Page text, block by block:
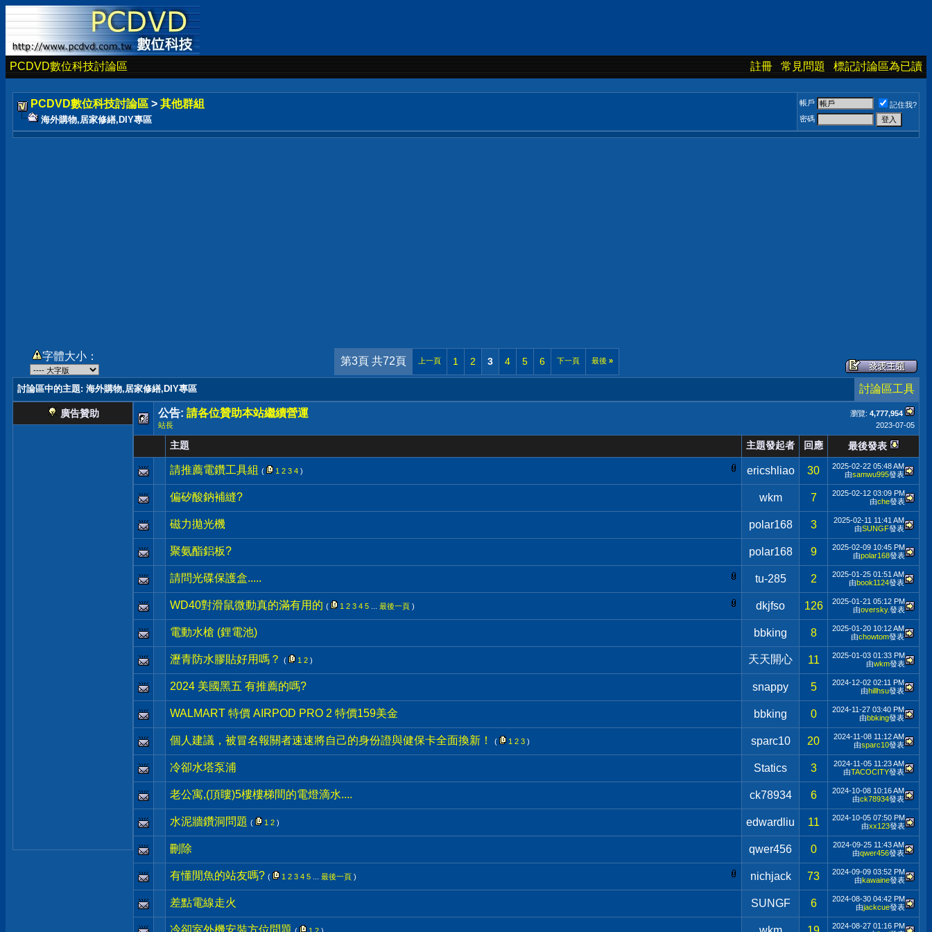
PCDVD數位科技討論區 註冊 常見問題 標記討論區為已讀
PCDVD數位科技討論區 > 其他群組
海外購物,居家修繕,DIY專區
帳戶
記住我?
密碼
字體大小： 第3頁 共72頁 上一頁 1 2 3 4 5 6 下一頁 最後 »
討論區中的主題: 海外購物,居家修繕,DIY專區 討論區工具
廣告贊助 瀏覽: 4,777,954
公告: 請各位贊助本站繼續營運
2023-07-05
站長
主題 主題發起者 回應 最後發表
請推薦電鑽工具組 ( 1 2 3 4 ) ericshliao 30 2025-02-22 05:48 AM
由samwu995發表
偏矽酸鈉補縫? wkm 7 2025-02-12 03:09 PM
由che發表
磁力拋光機 polar168 3 2025-02-11 11:41 AM
由SUNGF發表
聚氨酯鋁板? polar168 9 2025-02-09 10:45 PM
由polar168發表
請問光碟保護盒..... tu-285 2 2025-01-25 01:51 AM
由book1124發表
WD40對滑鼠微動真的滿有用的 ( 1 2 3 4 5 最後一頁 ) dkjfso 126 2025-01-21 05:12 PM
由oversky.發表
電動水槍 (鋰電池) bbking 8 2025-01-20 10:12 AM
由chowtom發表
瀝青防水膠貼好用嗎？ ( 1 2 ) 天天開心 11 2025-01-03 01:33 PM
由wkm發表
2024 美國黑五 有推薦的嗎? snappy 5 2024-12-02 02:11 PM
由hillhsu發表
WALMART 特價 AIRPOD PRO 2 特價159美金 bbking 0 2024-11-27 03:40 PM
由bbking發表
個人建議，被冒名報關者速速將自己的身份證與健保卡全面換新！ ( 1 2 3 ) sparc10 20 2024-11-08 11:12 AM
由sparc10發表
冷卻水塔泵浦 Statics 3 2024-11-05 11:23 AM
由TACOCITY發表
老公寓,(頂瞜)5樓樓梯間的電燈滴水.... ck78934 6 2024-10-08 10:16 AM
由ck78934發表
水泥牆鑽洞問題 ( 1 2 ) edwardliu 11 2024-10-05 07:50 PM
由xx123發表
刪除 qwer456 0 2024-09-25 11:43 AM
由qwer456發表
有懂閒魚的站友嗎? ( 1 2 3 4 5 最後一頁 ) nichjack 73 2024-09-09 03:52 PM
由kawaine發表
差點電線走火 SUNGF 6 2024-08-30 04:42 PM
由jackcue發表
冷卻室外機安裝方位問題 2024-08-27 01:16 PM